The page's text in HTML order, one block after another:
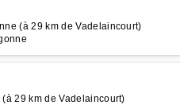
(à 29 km de Vadelaincourt)
29 km de Vadelaincourt)